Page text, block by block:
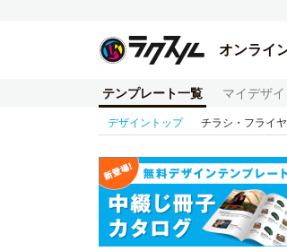
オンライ
テンプレート一覧 マイデザイ
デザイントップ チラシ・フライ